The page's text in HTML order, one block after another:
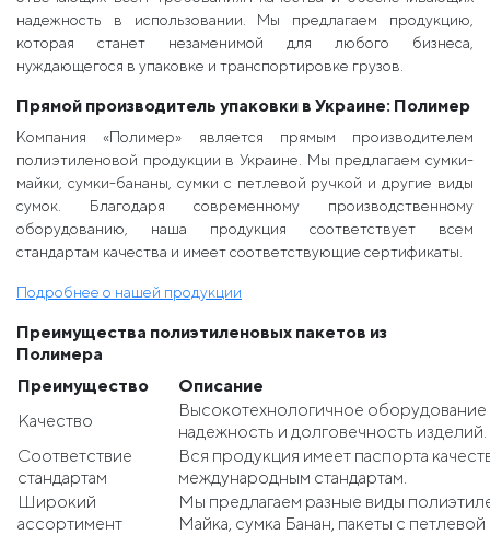
надежность в использовании. Мы предлагаем продукцию,
которая станет незаменимой для любого бизнеса,
нуждающегося в упаковке и транспортировке грузов.
Прямой производитель упаковки в Украине: Полимер
Компания «Полимер» является прямым производителем
полиэтиленовой продукции в Украине. Мы предлагаем сумки-
майки, сумки-бананы, сумки с петлевой ручкой и другие виды
сумок. Благодаря современному производственному
оборудованию, наша продукция соответствует всем
стандартам качества и имеет соответствующие сертификаты.
Подробнее о нашей продукции
Преимущества полиэтиленовых пакетов из
Полимера
Преимущество
Описание
Качество
Высокотехнологичное оборудование
надежность и долговечность изделий.
Соответствие
стандартам
Вся продукция имеет паспорта
международным стандартам.
Широкий
ассортимент
Мы предлагаем разные виды
Майка, сумка Банан, пакеты с петлевой